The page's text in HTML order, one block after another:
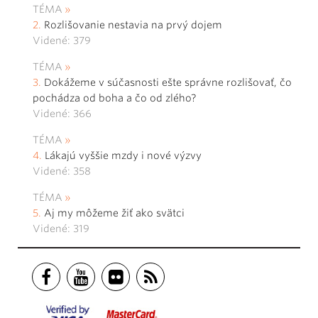
TÉMA
Rozlišovanie nestavia na prvý dojem
Videné: 379
TÉMA
Dokážeme v súčasnosti ešte správne rozlišovať, čo
pochádza od boha a čo od zlého?
Videné: 366
TÉMA
Lákajú vyššie mzdy i nové výzvy
Videné: 358
TÉMA
Aj my môžeme žiť ako svätci
Videné: 319